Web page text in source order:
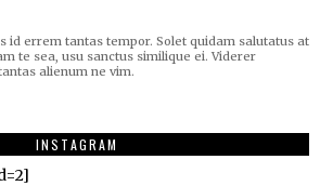
id errem tantas tempor. Solet quidam salutatus at
te sea, usu sanctus similique ei. Viderer
alienum ne vim.
INSTAGRAM